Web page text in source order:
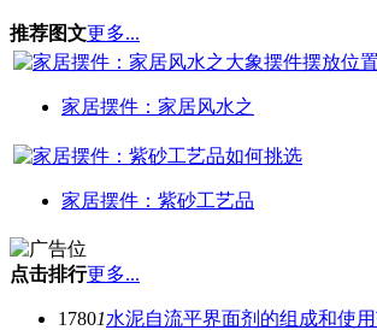
推荐图文更多...
家居摆件：家居风水之
家居摆件：紫砂工艺品
点击排行更多...
17801水泥自流平界面剂的组成和使用